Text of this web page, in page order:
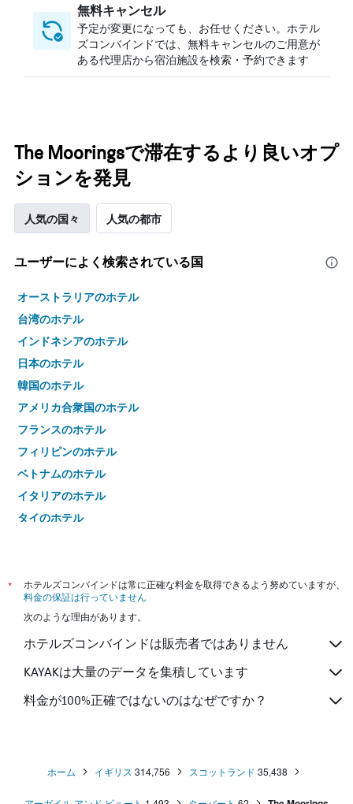
無料キャンセル
予定が変更になっても、お任せください。ホテル
ズコンバインドでは、無料キャンセルのご用意が
ある代理店から宿泊施設を検索・予約できます
The Mooringsで滞在するより良いオプ
ションを発見
人気の国々 人気の都市
ユーザーによく検索されている国
オーストラリアのホテル
台湾のホテル
インドネシアのホテル
日本のホテル
韓国のホテル
アメリカ合衆国のホテル
フランスのホテル
フィリピンのホテル
ベトナムのホテル
イタリアのホテル
タイのホテル
*
ホテルズコンバインドは常に正確な料金を取得できるよう努めていますが、
料金の保証は行っていません
次のような理由があります。
ホテルズコンバインドは販売者ではありません
KAYAKは大量のデータを集積しています
料金が100%正確ではないのはなぜですか？
ホーム イギリス 314,756 スコットランド 35,438